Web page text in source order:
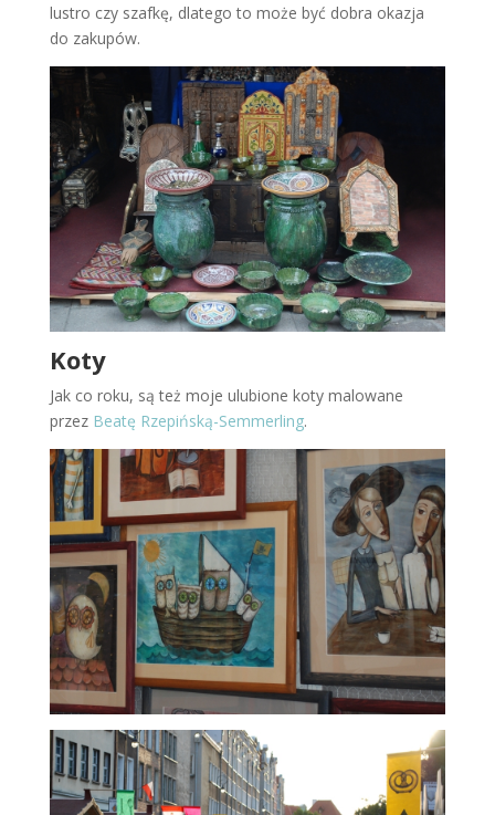
lustro czy szafkę, dlatego to może być dobra okazja
do zakupów.
Koty
Jak co roku, są też moje ulubione koty malowane
przez Beatę Rzepińską-Semmerling.